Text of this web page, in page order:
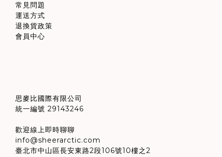
常見問題
運送方式
退換貨政策
會員中心
思麥比國際有限公司
統一編號 29143246
歡迎線上即時聊聊
info@sheerarctic.com
臺北市中山區長安東路2段106號10樓之2